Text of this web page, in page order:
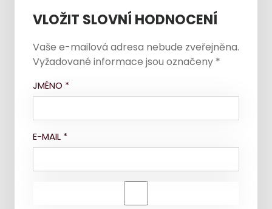
VLOŽIT SLOVNÍ HODNOCENÍ
Vaše e-mailová adresa nebude zveřejněna.
Vyžadované informace jsou označeny *
JMÉNO *
E-MAIL *